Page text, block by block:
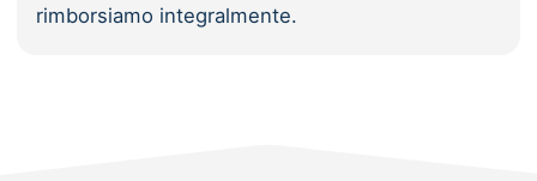
rimborsiamo integralmente.